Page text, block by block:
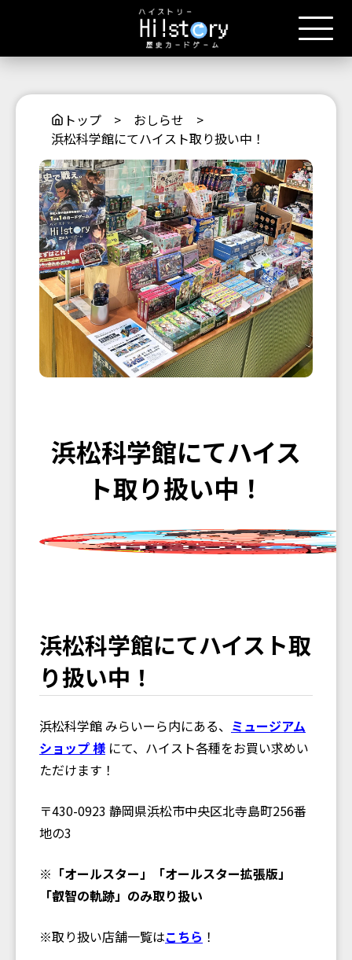
トップ > おしらせ >
浜松科学館にてハイスト取り扱い中！
浜松科学館にてハイス
ト取り扱い中！
浜松科学館にてハイスト取
り扱い中！
浜松科学館 みらいーら内にある、 ミュージアム
ショップ 様 にて、ハイスト各種をお買い求めい
ただけます！
〒430-0923 静岡県浜松市中央区北寺島町256番
地の3
※「オールスター」「オールスター拡張版」
「叡智の軌跡」のみ取り扱い
※取り扱い店舗一覧はこちら ！